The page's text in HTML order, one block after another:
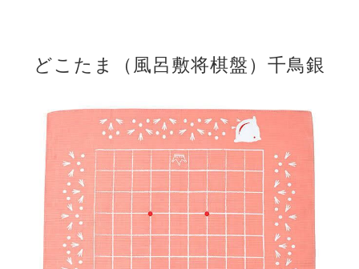
どこたま（風呂敷将棋盤）千鳥銀